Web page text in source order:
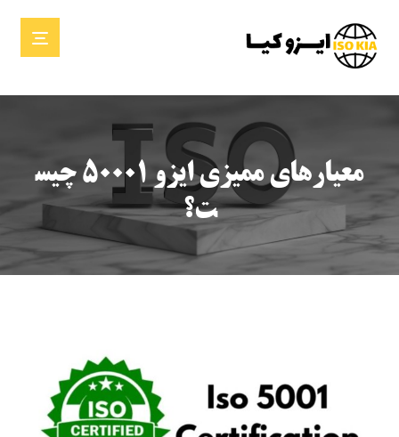
معیارهای ممیزی ایزو ۵۰۰۰۱ چیس
ت؟